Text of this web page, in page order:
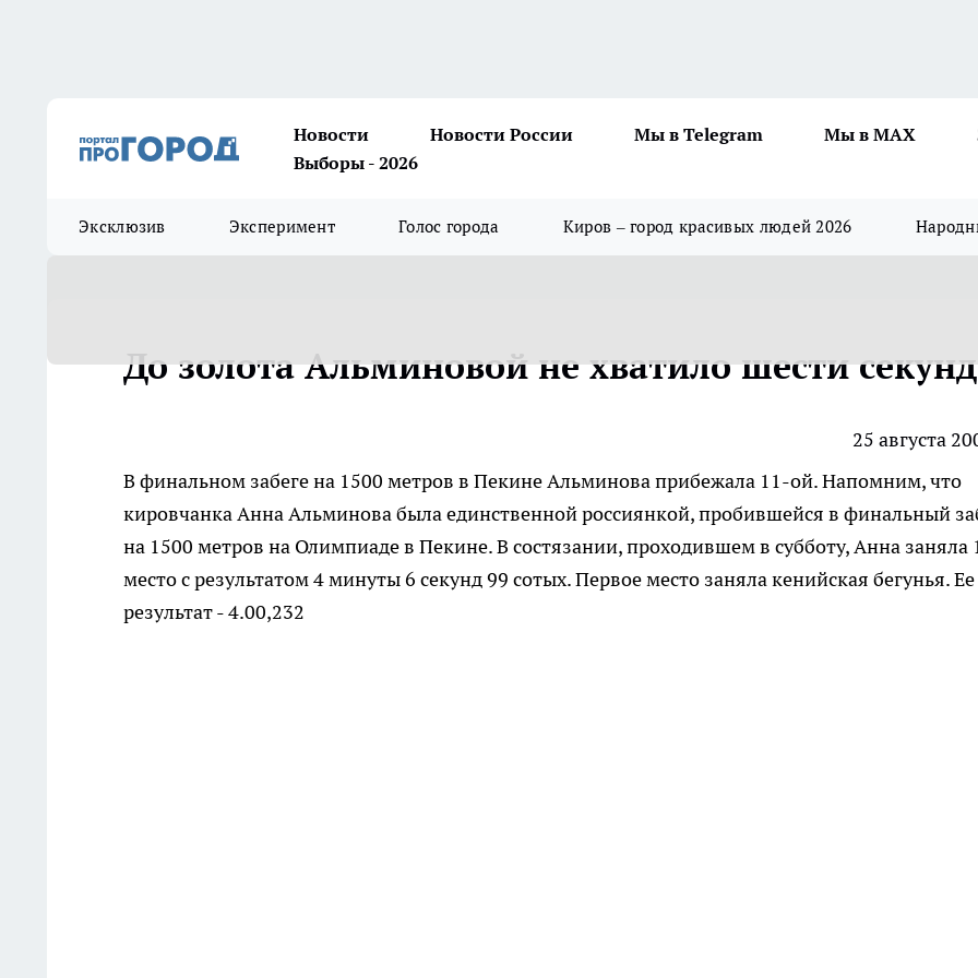
Новости Новости России Мы в Telegram Мы в MAX
Выборы - 2026
Эксклюзив Эксперимент Голос города Киров – город красивых людей 2026
До золота Альминовой не хватило шести секунд
25 августа
В финальном забеге на 1500 метров в Пекине Альминова прибежала 11-ой.Напомним, что
кировчанка Анна Альминова была единственной россиянкой, пробившейся в финальный
на 1500 метров на Олимпиаде в Пекине. В состязании, проходившем в субботу, Анна заняла
место с результатом 4 минуты 6 секунд 99 сотых. Первое место заняла кенийская бегунья. Ее
результат - 4.00,232